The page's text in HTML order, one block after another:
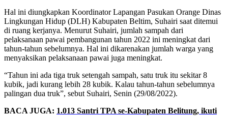
Hal ini diungkapkan Koordinator Lapangan Pasukan Orange Dinas
Lingkungan Hidup (DLH) Kabupaten Beltim, Suhairi saat ditemui
di ruang kerjanya. Menurut Suhairi, jumlah sampah dari
pelaksanaan pawai pembangunan tahun 2022 ini meningkat dari
tahun-tahun sebelumnya. Hal ini dikarenakan jumlah warga yang
menyaksikan pelaksanaan pawai juga meningkat.
“Tahun ini ada tiga truk setengah sampah, satu truk itu sekitar 8
kubik, jadi kurang lebih 28 kubik. Kalau tahun-tahun sebelumnya
palingan dua truk”, sebut Suhairi, Senin (29/08/2022).
BACA JUGA: 1.013 Santri TPA se-Kabupaten Belitung, ikuti